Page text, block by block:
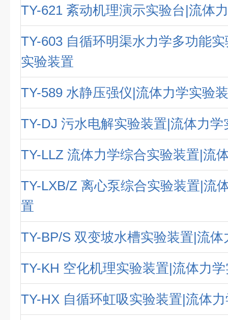
TY-621 紊动机理演示实验台|流体
TY-603 自循环明渠水力学多功能
实验装置
TY-589 水静压强仪|流体力学实验
TY-DJ 污水电解实验装置|流体力学
TY-LLZ 流体力学综合实验装置|流
TY-LXB/Z 离心泵综合实验装置|流
置
TY-BP/S 双变坡水槽实验装置|流
TY-KH 空化机理实验装置|流体力
TY-HX 自循环虹吸实验装置|流体